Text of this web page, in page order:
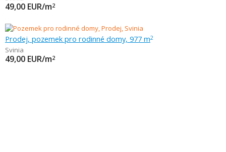
49,00 EUR/m2
Prodej, pozemek pro rodinné domy, 977 m2
Svinia
49,00 EUR/m2